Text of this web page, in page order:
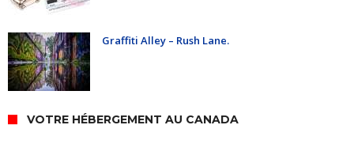
Graffiti Alley – Rush Lane.
VOTRE HÉBERGEMENT AU CANADA